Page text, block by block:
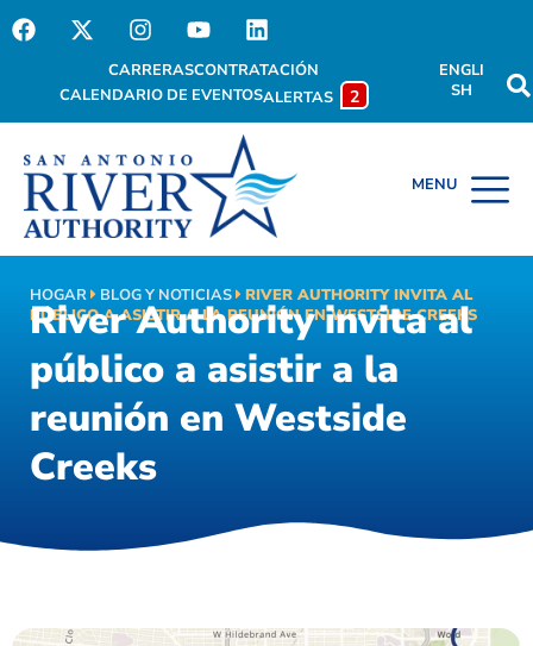
CARRERASCONTRATACIÓN
CALENDARIO DE EVENTOSALERTAS 2
ENGLI
SH
HOGAR BLOG Y NOTICIAS
RIVER AUTHORITY INVITA AL
PÚBLICO A ASISTIR A LA REUNIÓN EN WESTSIDE CREEKS
River Authority invita al
público a asistir a la
reunión en Westside
Creeks